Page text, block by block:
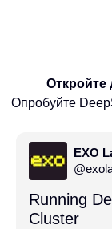
Откройте
Опробуйте
EXO
@
Running
Cluster